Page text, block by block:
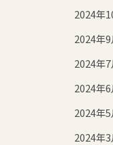
2024年
2024年9
2024年7
2024年6
2024年5
2024年3